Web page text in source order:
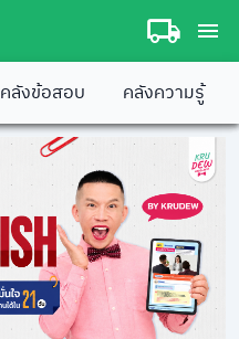
คลังข้อสอบ คลังความรู้